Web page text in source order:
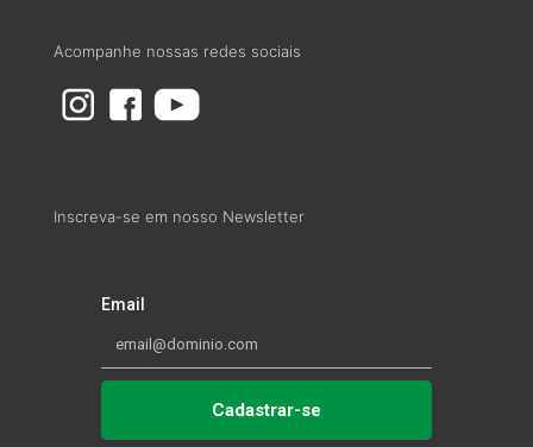
Acompanhe nossas redes sociais
Inscreva-se em nosso Newsletter